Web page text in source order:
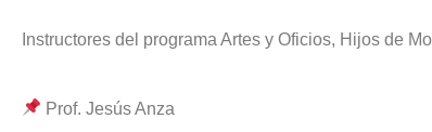
Instructores del programa Artes y Oficios, Hijos de
Prof. Jesús Anza